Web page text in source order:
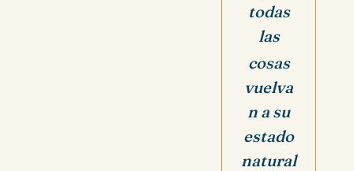
todas
las
cosas
vuelva
n a su
estado
natural